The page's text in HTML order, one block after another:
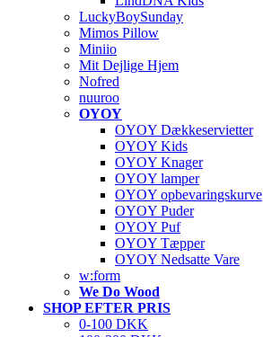
LuckyBoySunday
Mimos Pillow
Miniio
Mit Dejlige Hjem
Nofred
nuuroo
OYOY
OYOY Dækkeservietter
OYOY Kids
OYOY Knager
OYOY lamper
OYOY opbevaringskurve
OYOY Puder
OYOY Puf
OYOY Tæpper
OYOY Nedsatte Vare
w:form
We Do Wood
SHOP EFTER PRIS
0-100 DKK